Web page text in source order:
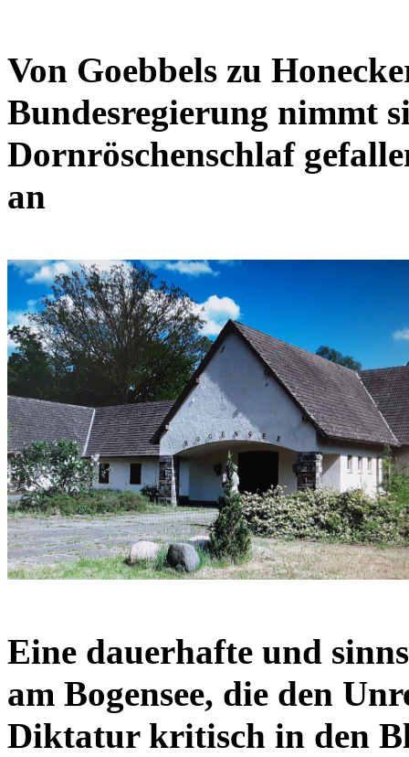
Von Goebbels zu
Bundesregierung nimmt
Dornröschenschlaf
an
Eine dauerhafte und
am Bogensee, die den
Diktatur kritisch in den